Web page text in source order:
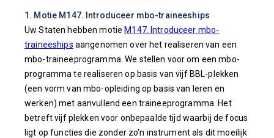
1. Motie M147. Introduceer mbo-traineeships
Uw Staten hebben motie M147. Introduceer mbo-
traineeships aangenomen over het realiseren van een
mbo-traineeprogramma. We stellen voor om een mbo-
programma te realiseren op basis van vijf BBL-plekken
(een vorm van mbo-opleiding op basis van leren en
werken) met aanvullend een traineeprogramma. Het
betreft vijf plekken voor onbepaalde tijd waarbij de focus
ligt op functies die zonder zo'n instrument als dit moeilijk